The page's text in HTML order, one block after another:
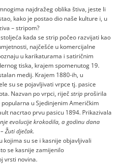
najdražeg oblika štiva, jeste li
kako je postao dio naše kulture i, u
– stripom?
kada se strip počeo razvijati kao
najčešće u komercijalne
u karikaturama i satiričnim
tiska, krajem spomenutog 19.
medij. Krajem 1880-ih, u
su se pojavljivati vrpce tj. pasice
Nazvan po vrpci, riječstrip proširila
u Sjedinjenim Američkim
nacrtao prvu pasicu 1894. Prikazivala
evolucije krokodila, a godinu dana
– Žuti dječak.
kojima su se i kasnije objavljivali
se kasnije zamijenilo
vrsti novina.